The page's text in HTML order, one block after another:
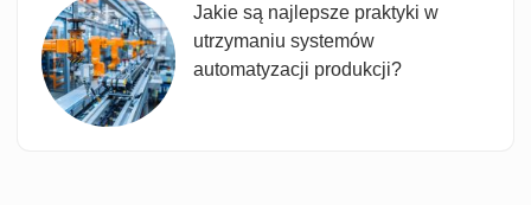
Jakie są najlepsze praktyki w
utrzymaniu systemów
automatyzacji produkcji?